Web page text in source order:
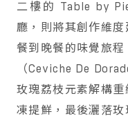
二樓的 Table by
廳，則將其創作維
餐到晚餐的味覺旅程
（Ceviche De
玫瑰荔枝元素解構
凍提鮮，最後灑落